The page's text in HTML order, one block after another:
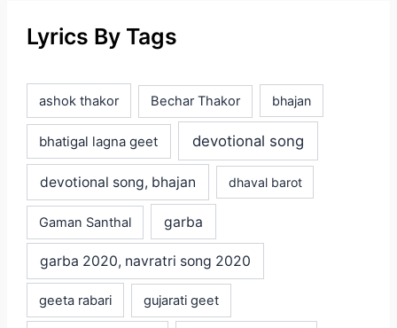
Lyrics By Tags
ashok thakor Bechar Thakor bhajan
bhatigal lagna geet devotional song
devotional song, bhajan dhaval barot
Gaman Santhal garba
garba 2020, navratri song 2020
geeta rabari gujarati geet